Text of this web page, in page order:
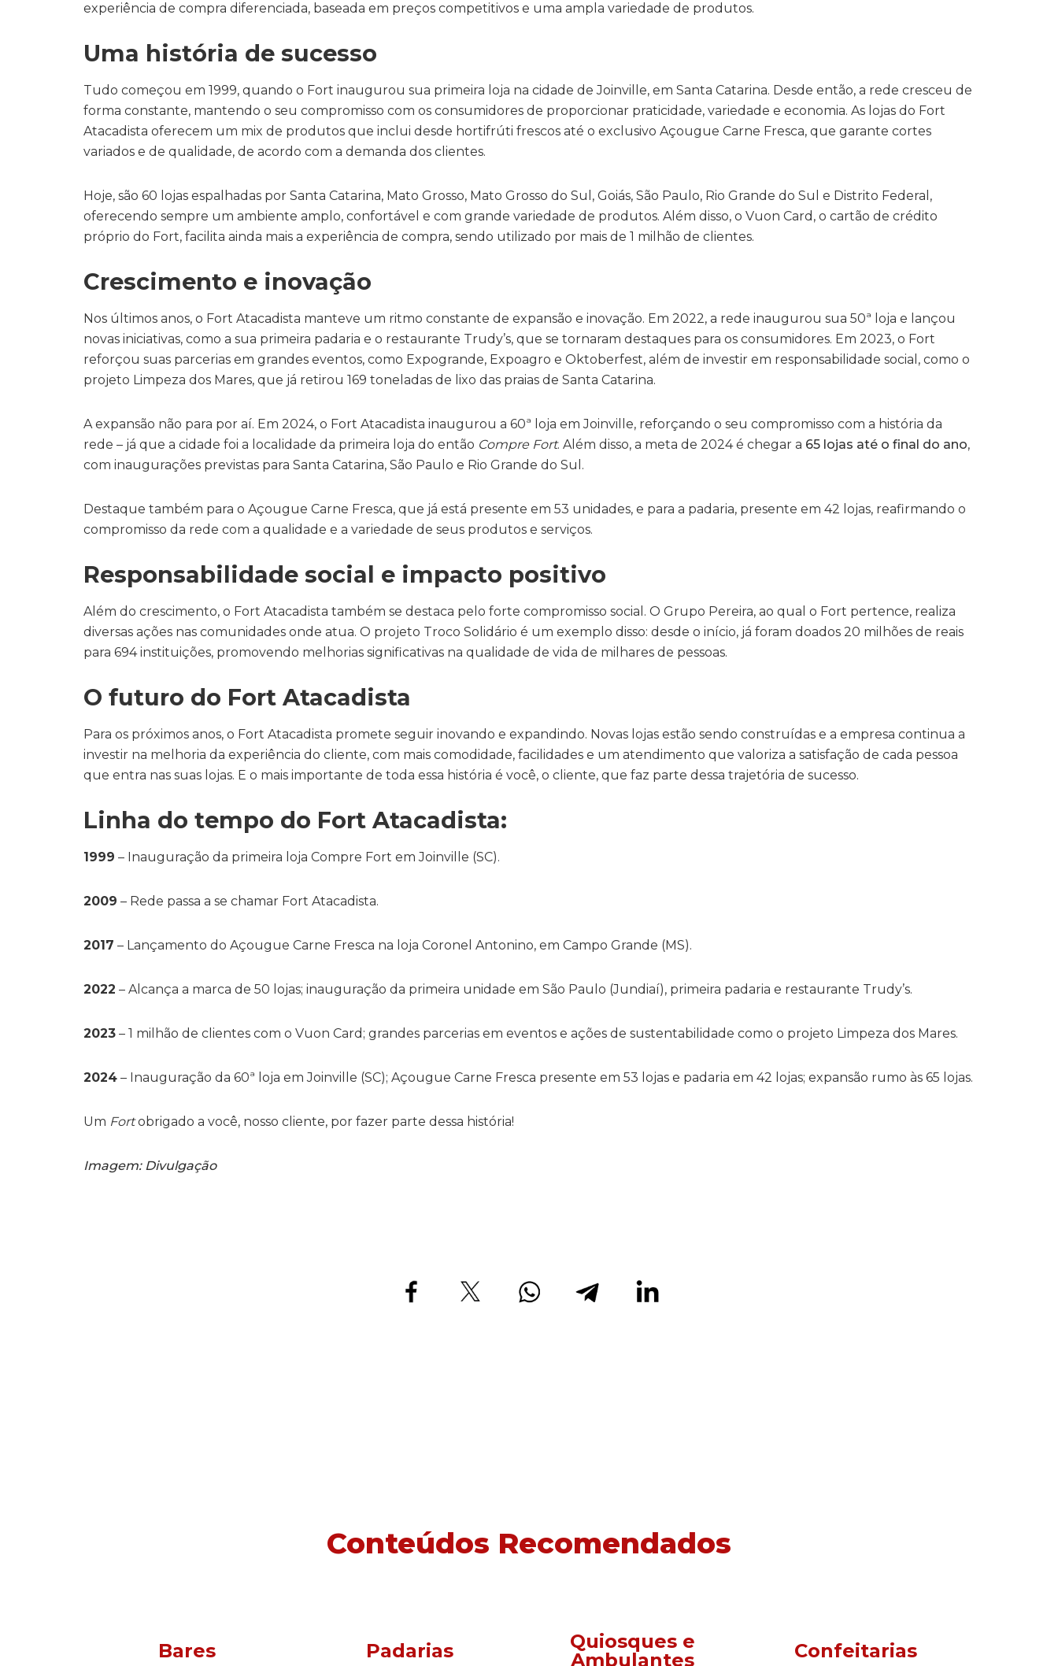
experiência de compra diferenciada, baseada em preços competitivos e uma ampla variedade de produtos.
Uma história de sucesso
Tudo começou em 1999, quando o Fort inaugurou sua primeira loja na cidade de Joinville, em Santa Catarina. Desde então, a rede cresceu de
forma constante, mantendo o seu compromisso com os consumidores de proporcionar praticidade, variedade e economia. As lojas do Fort
Atacadista oferecem um mix de produtos que inclui desde hortifrúti frescos até o exclusivo Açougue Carne Fresca, que garante cortes
variados e de qualidade, de acordo com a demanda dos clientes.
Hoje, são 60 lojas espalhadas por Santa Catarina, Mato Grosso, Mato Grosso do Sul, Goiás, São Paulo, Rio Grande do Sul e Distrito Federal,
oferecendo sempre um ambiente amplo, confortável e com grande variedade de produtos. Além disso, o Vuon Card, o cartão de crédito
próprio do Fort, facilita ainda mais a experiência de compra, sendo utilizado por mais de 1 milhão de clientes.
Crescimento e inovação
Nos últimos anos, o Fort Atacadista manteve um ritmo constante de expansão e inovação. Em 2022, a rede inaugurou sua 50ª loja e lançou
novas iniciativas, como a sua primeira padaria e o restaurante Trudy’s, que se tornaram destaques para os consumidores. Em 2023, o Fort
reforçou suas parcerias em grandes eventos, como Expogrande, Expoagro e Oktoberfest, além de investir em responsabilidade social, como o
projeto Limpeza dos Mares, que já retirou 169 toneladas de lixo das praias de Santa Catarina.
A expansão não para por aí. Em 2024, o Fort Atacadista inaugurou a 60ª loja em Joinville, reforçando o seu compromisso com a história da
rede – já que a cidade foi a localidade da primeira loja do então Compre Fort. Além disso, a meta de 2024 é chegar a 65 lojas até o final do ano,
com inaugurações previstas para Santa Catarina, São Paulo e Rio Grande do Sul.
Destaque também para o Açougue Carne Fresca, que já está presente em 53 unidades, e para a padaria, presente em 42 lojas, reafirmando o
compromisso da rede com a qualidade e a variedade de seus produtos e serviços.
Responsabilidade social e impacto positivo
Além do crescimento, o Fort Atacadista também se destaca pelo forte compromisso social. O Grupo Pereira, ao qual o Fort pertence, realiza
diversas ações nas comunidades onde atua. O projeto Troco Solidário é um exemplo disso: desde o início, já foram doados 20 milhões de reais
para 694 instituições, promovendo melhorias significativas na qualidade de vida de milhares de pessoas.
O futuro do Fort Atacadista
Para os próximos anos, o Fort Atacadista promete seguir inovando e expandindo. Novas lojas estão sendo construídas e a empresa continua a
investir na melhoria da experiência do cliente, com mais comodidade, facilidades e um atendimento que valoriza a satisfação de cada pessoa
que entra nas suas lojas. E o mais importante de toda essa história é você, o cliente, que faz parte dessa trajetória de sucesso.
Linha do tempo do Fort Atacadista:
1999 – Inauguração da primeira loja Compre Fort em Joinville (SC).
2009 – Rede passa a se chamar Fort Atacadista.
2017 – Lançamento do Açougue Carne Fresca na loja Coronel Antonino, em Campo Grande (MS).
2022 – Alcança a marca de 50 lojas; inauguração da primeira unidade em São Paulo (Jundiaí), primeira padaria e restaurante Trudy’s.
2023 – 1 milhão de clientes com o Vuon Card; grandes parcerias em eventos e ações de sustentabilidade como o projeto Limpeza dos Mares.
2024 – Inauguração da 60ª loja em Joinville (SC); Açougue Carne Fresca presente em 53 lojas e padaria em 42 lojas; expansão rumo às 65 lojas.
Um Fortobrigado a você, nosso cliente, por fazer parte dessa história!
Imagem: Divulgação
Conteúdos Recomendados
Bares Padarias
Quiosques e
Ambulantes
Confeitarias